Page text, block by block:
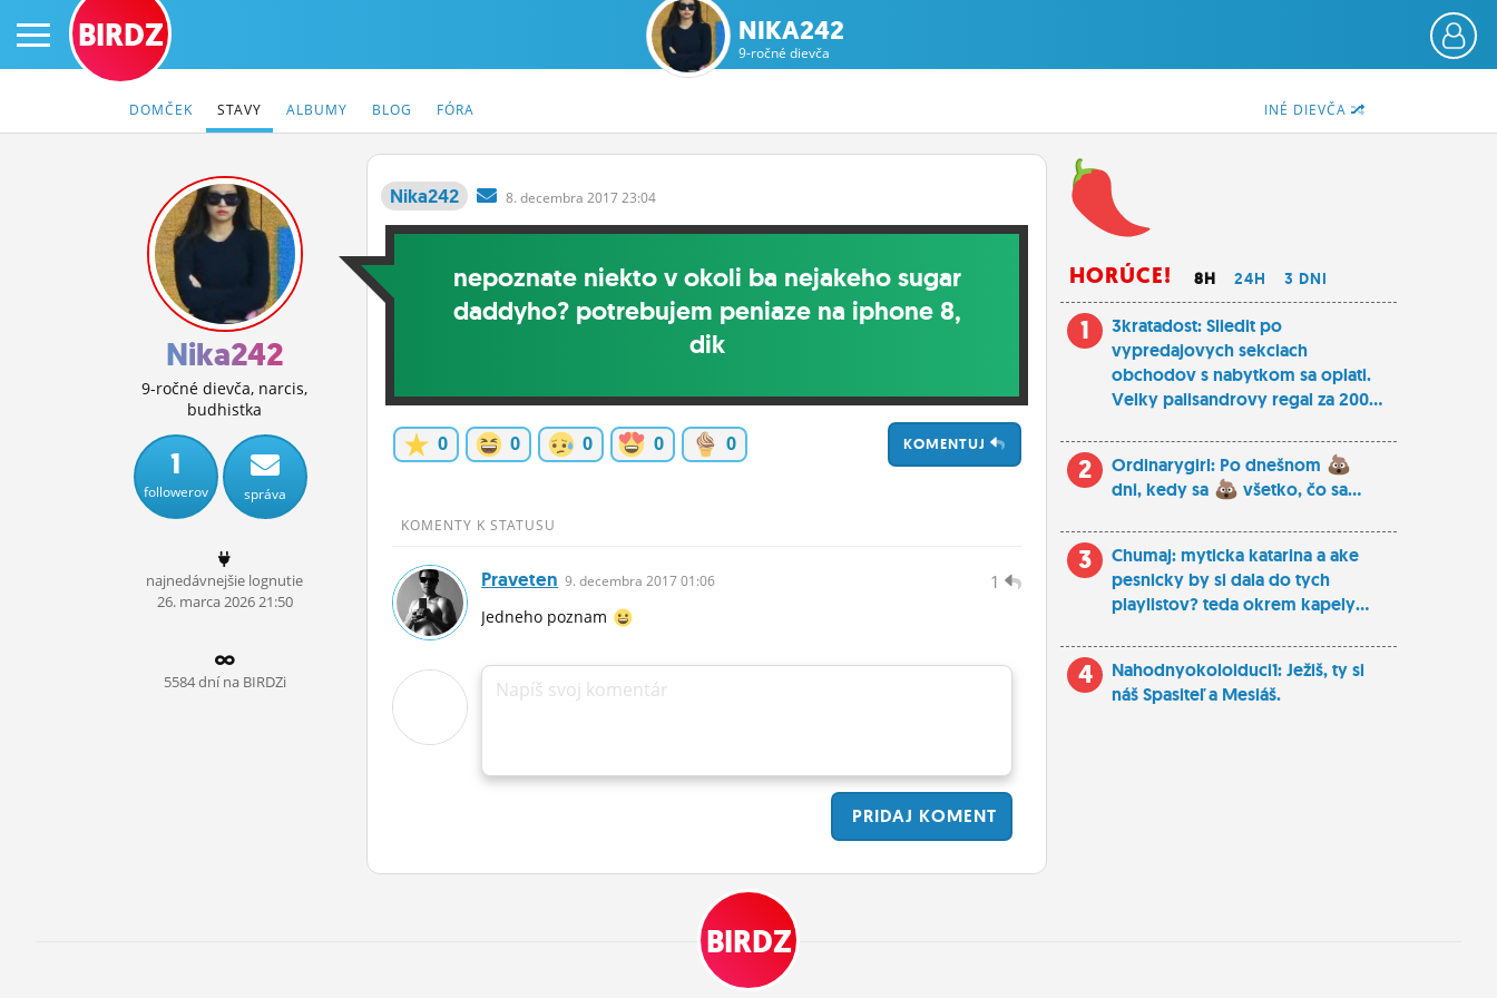
PRIHLÁS SA
ČINŽIAK
FÓRUM
STATUSY
BLOGY
OBRÁZKY
ĽUDIA
MÔJ PROFIL
NASTAVENIA
BIRDZ NIKA242
9-ročné dievča
INÉ DIEVČA
DOMČEK STAVY ALBUMY BLOG FÓRA
Nika242
9-ročné dievča, narcis,
budhistka
1
followerov správa
najnedávnejšie lognutie
26. marca2026 21:50
5584 dní na BIRDZi
Nika242 8.decembra 2017 23:04
nepoznate niekto v okoli ba nejakeho sugar
daddyho? potrebujem peniaze na iphone 8,
dik
0 0 0 0 0 KOMENTUJ
KOMENTY K STATUSU
1
Praveten 9.decembra 2017 01:06
Jedneho poznam
Napíš svoj komentár
PRIDAJ KOMENT
HORÚCE! 8H 24H 3 DNI
1
3kratadost: Sliedit po
vypredajovych sekciach
obchodov s nabytkom sa oplati.
Velky palisandrovy regal za 200...
2
Ordinarygirl: Po dnešnom
dni, kedy sa
všetko, čo sa...
3
Chumaj: myticka katarina a ake
pesnicky by si dala do tych
playlistov? teda okrem kapely...
4
Nahodnyokoloiduci1: Ježiš, ty si
náš Spasiteľ a Mesiáš.
BIRDZ